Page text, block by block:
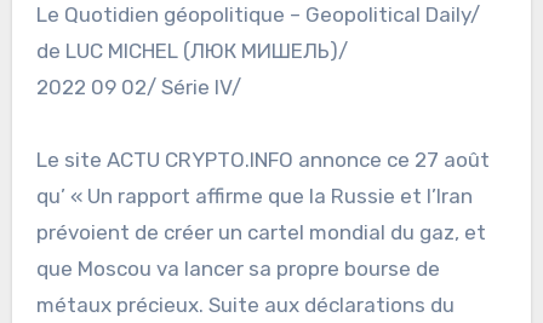
Le Quotidien géopolitique – Geopolitical Daily/
de LUC MICHEL (ЛЮК МИШЕЛЬ)/
2022 09 02/ Série IV/
Le site ACTU CRYPTO.INFO annonce ce 27 août
qu’ « Un rapport affirme que la Russie et l’Iran
prévoient de créer un cartel mondial du gaz, et
que Moscou va lancer sa propre bourse de
métaux précieux. Suite aux déclarations du